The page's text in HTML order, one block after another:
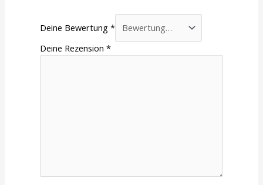
Deine Bewertung*
Deine Rezension*